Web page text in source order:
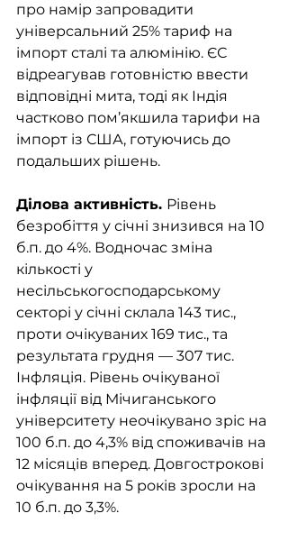
про намір запровадити
універсальний 25% тариф на
імпорт сталі та алюмінію. ЄС
відреагував готовністю ввести
відповідні мита, тоді як Індія
частково пом’якшила тарифи на
імпорт із США, готуючись до
подальших рішень.
Ділова активність. Рівень
безробіття у січні знизився на 10
б.п. до 4%. Водночас зміна
кількості у
несільськогосподарському
секторі у січні склала 143 тис.,
проти очікуваних 169 тис., та
результата грудня — 307 тис.
Інфляція. Рівень очікуваної
інфляції від Мічиганського
університету неочікувано зріс на
100 б.п. до 4,3% від споживачів на
12 місяців вперед. Довгострокові
очікування на 5 років зросли на
10 б.п. до 3,3%.